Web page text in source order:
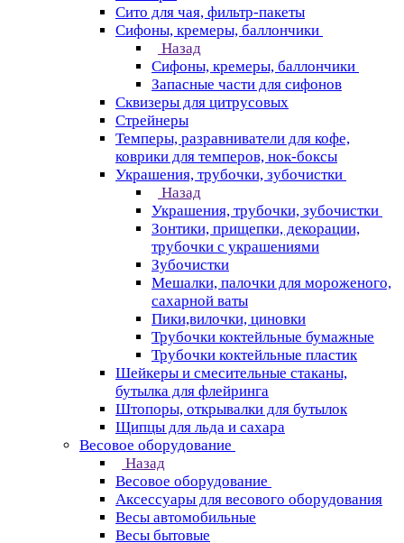
Сито для чая, фильтр-пакеты
Сифоны, кремеры, баллончики
Назад
Сифоны, кремеры, баллончики
Запасные части для сифонов
Сквизеры для цитрусовых
Стрейнеры
Темперы, разравниватели для кофе,
коврики для темперов, нок-боксы
Украшения, трубочки, зубочистки
Назад
Украшения, трубочки, зубочистки
Зонтики, прищепки, декорации,
трубочки с украшениями
Зубочистки
Мешалки, палочки для мороженого,
сахарной ваты
Пики,вилочки, циновки
Трубочки коктейльные бумажные
Трубочки коктейльные пластик
Шейкеры и смесительные стаканы,
бутылка для флейринга
Штопоры, открывалки для бутылок
Щипцы для льда и сахара
Весовое оборудование
Назад
Весовое оборудование
Аксессуары для весового оборудования
Весы автомобильные
Весы бытовые